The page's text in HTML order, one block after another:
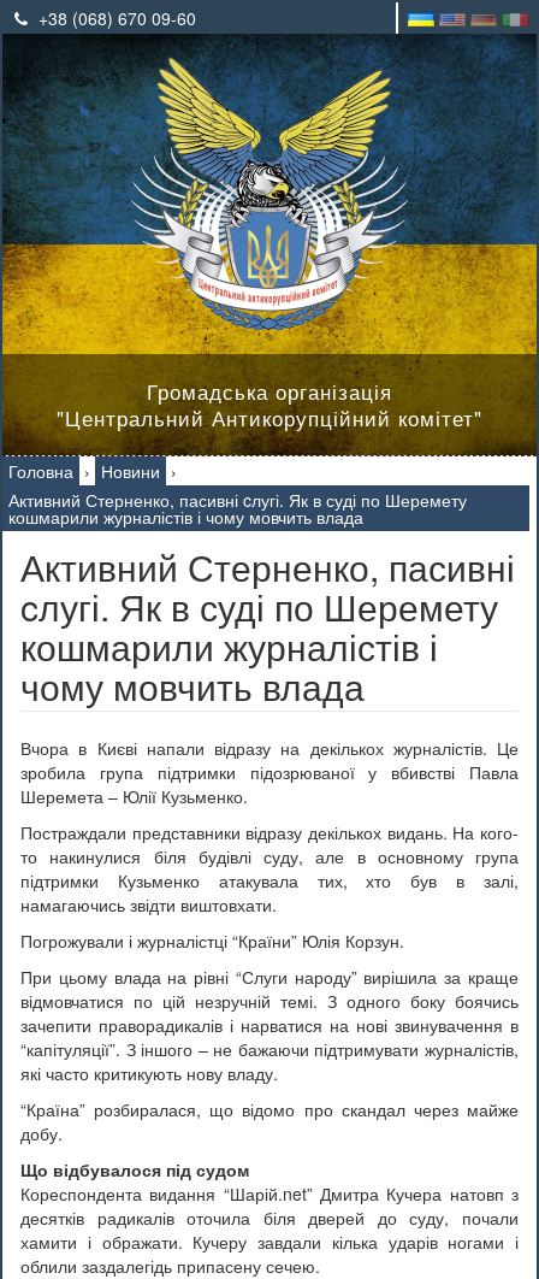
+38 (068) 670 09-60
Громадська організація
"Центральний Антикорупційний комітет"
Головна › Новини ›
Активний Стерненко, пасивні cлугі. Як в суді по Шеремету
кошмарили журналістів і чому мовчить влада
Активний Стерненко, пасивні
cлугі. Як в суді по Шеремету
кошмарили журналістів і
чому мовчить влада
Вчора в Києві напали відразу на декількох журналістів. Це
зробила група підтримки підозрюваної у вбивстві Павла
Шеремета – Юлії Кузьменко.
Постраждали представники відразу декількох видань. На кого-
то накинулися біля будівлі суду, але в основному група
підтримки Кузьменко атакувала тих, хто був в залі,
намагаючись звідти виштовхати.
Погрожували і журналістці “Країни” Юлія Корзун.
При цьому влада на рівні “Слуги народу” вирішила за краще
відмовчатися по цій незручній темі. З одного боку боячись
зачепити праворадикалів і нарватися на нові звинувачення в
“капітуляції”. З іншого – не бажаючи підтримувати журналістів,
які часто критикують нову владу.
“Країна” розбиралася, що відомо про скандал через майже
добу.
Що відбувалося під судом
Кореспондента видання “Шарій.net” Дмитра Кучера натовп з
десятків радикалів оточила біля дверей до суду, почали
хамити і ображати. Кучеру завдали кілька ударів ногами і
облили заздалегідь припасену сечею.